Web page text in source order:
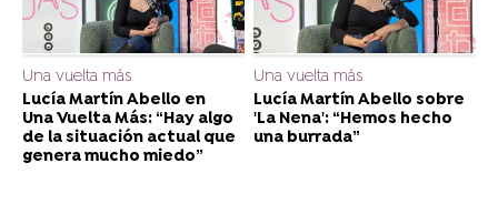
Una vuelta más
Lucía Martín Abello en
Una Vuelta Más: “Hay algo
de la situación actual que
genera mucho miedo”
Una vuelta más
Lucía Martín Abello sobre
'La Nena': “Hemos hecho
una burrada”